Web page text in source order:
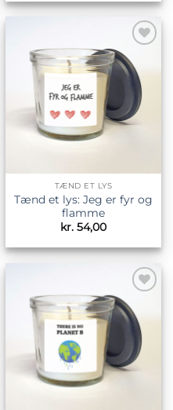
Tilføj til
ønskeliste
TÆND ET LYS
Tænd et lys: Jeg er fyr og
flamme
kr. 54,00
Tilføj til
ønskeliste